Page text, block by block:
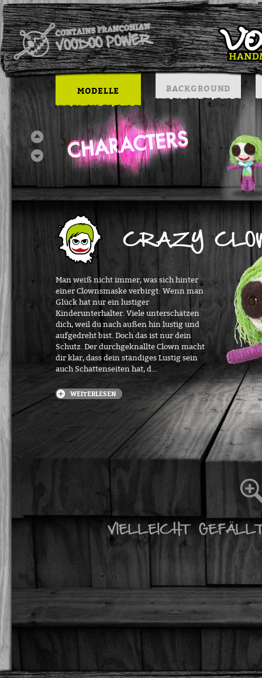
MODELLE BACKGROUND
CRAZY
Man weiß nicht immer, was sich hinter
einer Clownsmaske verbirgt: Wenn man
Glück hat nur ein lustiger
Kinderunterhalter. Viele unterschätzen
dich, weil du nach außen hin lustig und
aufgedreht bist. Doch das ist nur dein
Schutz. Der durchgeknallte Clown macht
dir klar, dass dein ständiges Lustig sein
auch Schattenseiten hat, d...
WEITERLESEN
VIELLEICHT